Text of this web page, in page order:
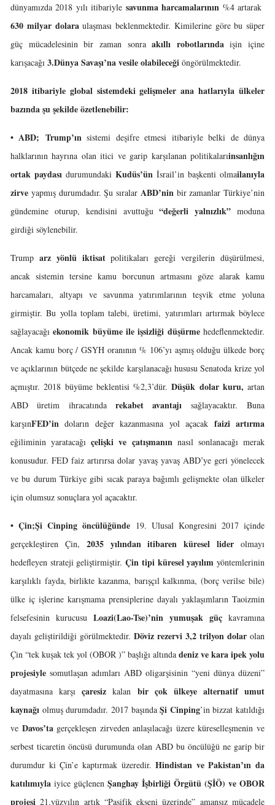
dünyamızda 2018 yılı itibariyle savunma harcamalarının %4 artarak
630 milyar dolaraulaşması beklenmektedir. Kimilerine göre bu süper
güç mücadelesinin bir zaman sonraakıllı robotlarındaişin içine
karışacağı 3.Dünya Savaşı’navesileolabileceği öngörülmektedir.
2018 itibariyle global sistemdeki gelişmeler ana hatlarıyla ülkeler
bazında şu şekilde özetlenebilir:
• ABD; Trump’ınsistemi deşifre etmesi itibariyle belki de dünya
halklarının hayrına olan itici ve garip karşılanan politikalarıinsanlığın
ortak paydası durumundaki Kudüs’ün İsrail’in başkenti olmailanıyla
zirve yapmış durumdadır. Şu sıralar ABD’ninbir zamanlar Türkiye’nin
gündemine oturup, kendisini avuttuğu“değerli yalnızlık” moduna
girdiği söylenebilir.
Trump arz yönlü iktisatpolitikaları gereği vergilerin düşürülmesi,
ancak sistemin tersine kamu borcunun artmasını göze alarak kamu
harcamaları, altyapı ve savunma yatırımlarının teşvik etme yoluna
girmiştir. Bu yolla toplam talebi, üretimi, yatırımları artırmak böylece
sağlayacağıekonomik büyüme ile işsizliği düşürmehedeflenmektedir.
Ancak kamu borç / GSYH oranının % 106’yı aşmış olduğu ülkede borç
ve açıklarının bütçede ne şekilde karşılanacağı hususu Senatoda krize yol
açmıştır. 2018 büyüme beklentisi %2,3’dür.Düşük dolar kuru, artan
ABD üretim ihracatında rekabet avantajı sağlayacaktır. Buna
karşınFED’in doların değer kazanmasına yol açacak faizi artırma
eğiliminin yaratacağıçelişki ve çatışmanınnasıl sonlanacağı merak
konusudur. FED faiz artırırsa dolar yavaş yavaş ABD’ye geri yönelecek
ve bu durum Türkiye gibi sıcak paraya bağımlı gelişmekte olan ülkeler
için olumsuz sonuçlara yol açacaktır.
• Çin;Şi Cinping öncülüğünde 19. Ulusal Kongresini 2017 içinde
gerçekleştiren Çin, 2035 yılından itibaren küresel lider olmayı
hedefleyen strateji geliştirmiştir.Çin tipi küresel yayılım yöntemlerinin
karşılıklı fayda, birlikte kazanma, barışçıl kalkınma, (borç verilse bile)
ülke iç işlerine karışmama prensiplerine dayalı yaklaşımların Taoizmin
felsefesinin kurucusu Loazi(Lao-Tse)’nin yumuşak güç kavramına
dayalı geliştirildiği görülmektedir. Döviz rezervi 3,2 trilyon dolar olan
Çin “tek kuşak tek yol (OBOR )” başlığı altında deniz ve kara ipek yolu
projesiyle somutlaşan adımları ABD oligarşisinin “yeni dünya düzeni”
dayatmasına karşıçaresiz kalan bir çok ülkeye alternatif umut
kaynağı olmuş durumdadır. 2017 başındaŞi Cinping’in bizzat katıldığı
ve Davos’ta gerçekleşen zirveden anlaşılacağı üzere küreselleşmenin ve
serbest ticaretin öncüsü durumunda olan ABD bu öncülüğü ne garip bir
durumdur ki Çin’e kaptırmak üzeredir.Hindistan ve Pakistan’ın da
katılımıyla iyice güçlenen Şanghay İşbirliği Örgütü (ŞİÖ) ve OBOR
projesi 21.yüzyılın artık “Pasifik ekseni üzerinde” amansız mücadele